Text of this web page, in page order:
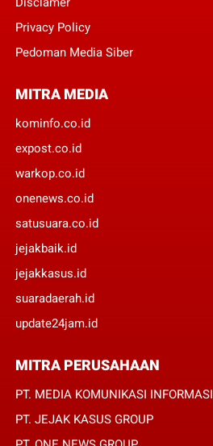
Privacy Policy
Pedoman Media Siber
MITRA MEDIA
kominfo.co.id
expost.co.id
warkop.co.id
onenews.co.id
satusuara.co.id
jejakbaik.id
jejakkasus.id
suaradaerah.id
update24jam.id
MITRA PERUSAHAAN
PT. MEDIA KOMUNIKASI INFORMASI
PT. JEJAK KASUS GROUP